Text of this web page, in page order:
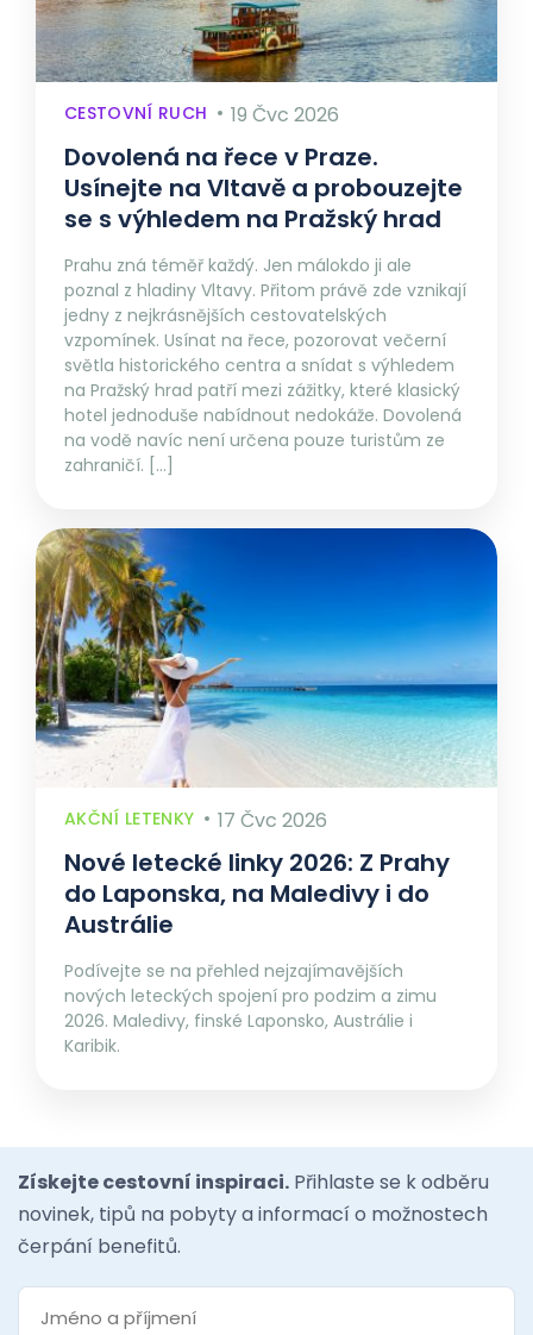
CESTOVNÍ RUCH 19 Čvc 2026
Dovolená na řece v Praze.
Usínejte na Vltavě a probouzejte
se s výhledem na Pražský hrad
Prahu zná téměř každý. Jen málokdo ji ale
poznal z hladiny Vltavy. Přitom právě zde vznikají
jedny z nejkrásnějších cestovatelských
vzpomínek. Usínat na řece, pozorovat večerní
světla historického centra a snídat s výhledem
na Pražský hrad patří mezi zážitky, které klasický
hotel jednoduše nabídnout nedokáže. Dovolená
na vodě navíc není určena pouze turistům ze
zahraničí. […]
AKČNÍ LETENKY 17 Čvc 2026
Nové letecké linky 2026: Z Prahy
do Laponska, na Maledivy i do
Austrálie
Podívejte se na přehled nejzajímavějších
nových leteckých spojení pro podzim a zimu
2026. Maledivy, finské Laponsko, Austrálie i
Karibik.
Získejte cestovní inspiraci. Přihlaste se k odběru
novinek, tipů na pobyty a informací o možnostech
čerpání benefitů.